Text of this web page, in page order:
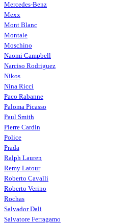
Mercedes-Benz
Mexx
Mont Blanc
Montale
Moschino
Naomi Campbell
Narciso Rodriguez
Nikos
Nina Ricci
Paco Rabanne
Paloma Picasso
Paul Smith
Pierre Cardin
Police
Prada
Ralph Lauren
Remy Latour
Roberto Cavalli
Roberto Verino
Rochas
Salvador Dali
Salvatore Ferragamo